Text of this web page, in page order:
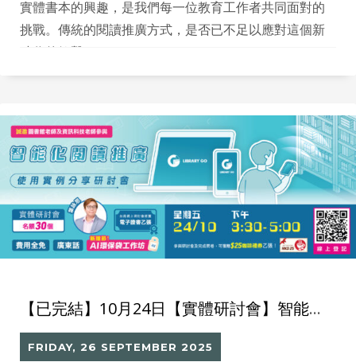
實體書本的興趣，是我們每一位教育工作者共同面對的
挑戰。傳統的閱讀推廣方式，是否已不足以應對這個新
【已完結】10月24日【實體研討會】智能化閱讀推廣使用實例分享
FRIDAY, 26 SEPTEMBER 2025